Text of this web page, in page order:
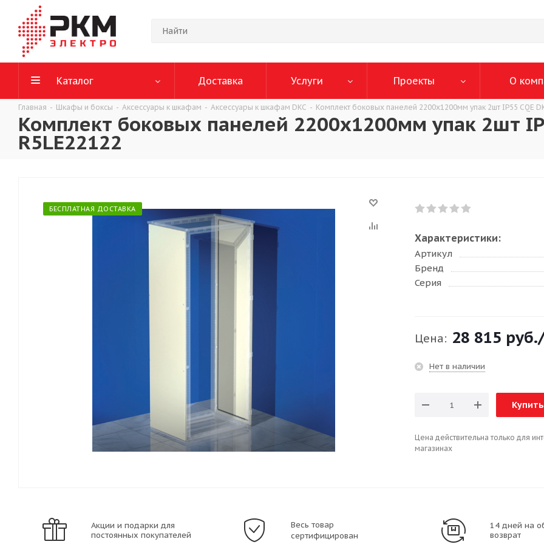
Каталог Доставка Услуги Проекты О
Главная - Шкафы и боксы - Аксессуары к шкафам - Аксессуары к шкафам DKC - Комплект боковых панелей 2200x1200мм упак 2шт IP55 CQE
Комплект боковых панелей 2200x1200мм упак 2шт
R5LE22122
БЕСПЛАТНАЯ ДОСТАВКА
Характеристики:
Артикул
Бренд
Серия
Цена: 28 815 руб.
Нет в наличии
Купить
Цена действительна только для
магазинах
Акции и подарки для
постоянных покупателей
Весь товар
сертифицирован
14 дней на
возврат